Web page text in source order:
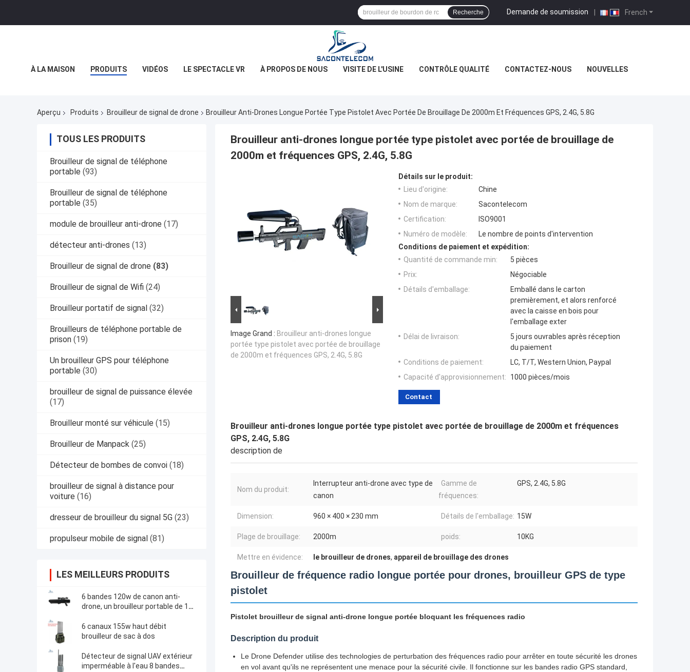
French
Demande de soumission |
Recherche
À LA MAISON PRODUITS VIDÉOS LE SPECTACLE VR À PROPOS DE NOUS VISITE DE L'USINE CONTRÔLE QUALITÉ CONTACTEZ-NOUS NOUVELLES
Aperçu Produits Brouilleur de signal de drone Brouilleur Anti-Drones Longue Portée Type Pistolet Avec Portée De Brouillage De 2000m Et Fréquences GPS, 2.4G, 5.8G
TOUS LES PRODUITS
Brouilleur de signal de téléphone
portable (93)
Brouilleur de signal de téléphone
portable (35)
module de brouilleur anti-drone (17)
détecteur anti-drones (13)
Brouilleur de signal de drone (83)
Brouilleur de signal de Wifi (24)
Brouilleur portatif de signal (32)
Brouilleurs de téléphone portable de
prison (19)
Un brouilleur GPS pour téléphone
portable (30)
brouilleur de signal de puissance élevée
(17)
Brouilleur monté sur véhicule (15)
Brouilleur de Manpack (25)
Détecteur de bombes de convoi (18)
brouilleur de signal à distance pour
voiture (16)
dresseur de brouilleur du signal 5G (23)
propulseur mobile de signal (81)
LES MEILLEURS PRODUITS
6 bandes 120w de canon anti-
drone, un brouilleur portable de 1
6 canaux 155w haut débit
brouilleur de sac à dos
Détecteur de signal UAV extérieur
imperméable à l'eau 8 bandes
Brouilleur anti-drones longue portée type pistolet avec portée de brouillage de
2000m et fréquences GPS, 2.4G, 5.8G
Image Grand : Brouilleur anti-drones longue
portée type pistolet avec portée de brouillage
de 2000m et fréquences GPS, 2.4G, 5.8G
Détails sur le produit:
Lieu d'origine:
Chine
Nom de marque:
Sacontelecom
Certification:
ISO9001
Numéro de modèle:
Le nombre de points d'intervention
Conditions de paiement et expédition:
Quantité de commande min:
5 pièces
Prix:
Négociable
Détails d'emballage:
Emballé dans le carton
premièrement, et alors renforcé
avec la caisse en bois pour
l'emballage exter
Délai de livraison:
5 jours ouvrables après réception
du paiement
Conditions de paiement:
LC, T/T, Western Union, Paypal
Capacité d'approvisionnement:
1000 pièces/mois
Contact
Brouilleur anti-drones longue portée type pistolet avec portée de brouillage de 2000m et fréquences
GPS, 2.4G, 5.8G
description de
Nom du produit:
Interrupteur anti-drone avec type de
canon
Gamme de
fréquences:
GPS, 2.4G, 5.8G
Dimension: 960 × 400 × 230 mm Détails de l'emballage: 15W
Plage de brouillage: 2000m poids: 10KG
Mettre en évidence: le brouilleur de drones, appareil de brouillage des drones
Brouilleur de fréquence radio longue portée pour drones, brouilleur GPS de type
pistolet
Pistolet brouilleur de signal anti-drone longue portée bloquant les fréquences radio
Description du produit
Le Drone Defender utilise des technologies de perturbation des fréquences radio pour arrêter en toute sécurité les drones
en vol avant qu'ils ne représentent une menace pour la sécurité civile. Il fonctionne sur les bandes radio GPS standard,